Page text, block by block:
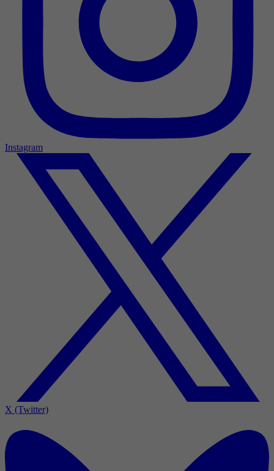
Instagram
X (Twitter)